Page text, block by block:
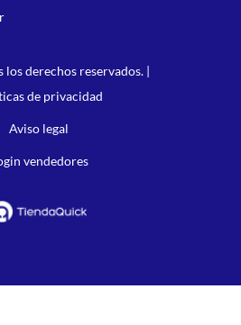
los derechos reservados. |
de privacidad
Aviso legal
vendedores